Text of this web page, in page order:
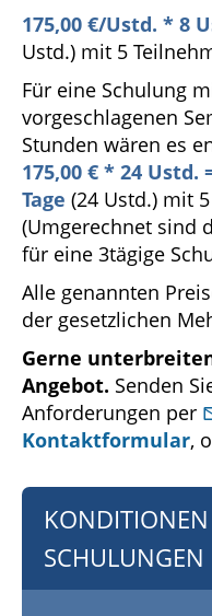
175,00 €/Ustd. * 8
Ustd.) mit 5
Für eine Schulung
vorgeschlagenen
Stunden wären es
175,00 € * 24 Ustd.
Tage (24 Ustd.) mit
(Umgerechnet sind
für eine 3tägige
Alle genannten
der gesetzlichen
Gerne
Angebot. Senden
Anforderungen per
Kontaktformular,
SCHULUNGEN